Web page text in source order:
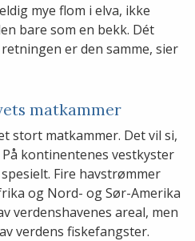
mye flom i elva, ikke
bare som en bekk. Dét
er den samme, sier
matkammer
stort matkammer. Det vil si,
kontinentenes vestkyster
Fire havstrømmer
og Nord- og Sør-Amerika
verdenshavenes areal, men
verdens fiskefangster.